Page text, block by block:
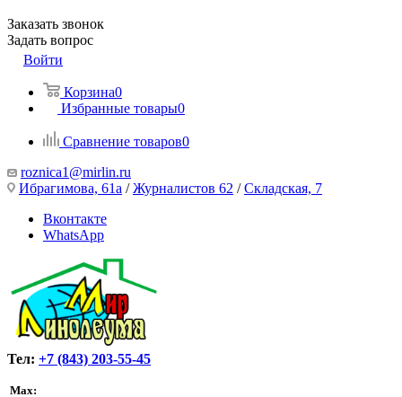
Заказать звонок
Задать вопрос
Войти
Корзина0
Избранные товары0
Сравнение товаров0
roznica1@mirlin.ru
Ибрагимова, 61а /Журналистов 62 /Складская, 7
Вконтакте
WhatsApp
Тел: +7 (843) 203-55-45
Max: